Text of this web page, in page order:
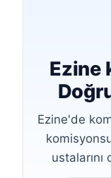
Ezine
Ezine'de